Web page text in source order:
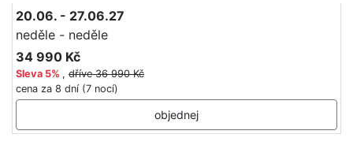
20.06. - 27.06.27
neděle - neděle
34 990 Kč
Sleva 5% , dříve 36 990 Kč
cena za 8 dní (7 nocí)
objednej